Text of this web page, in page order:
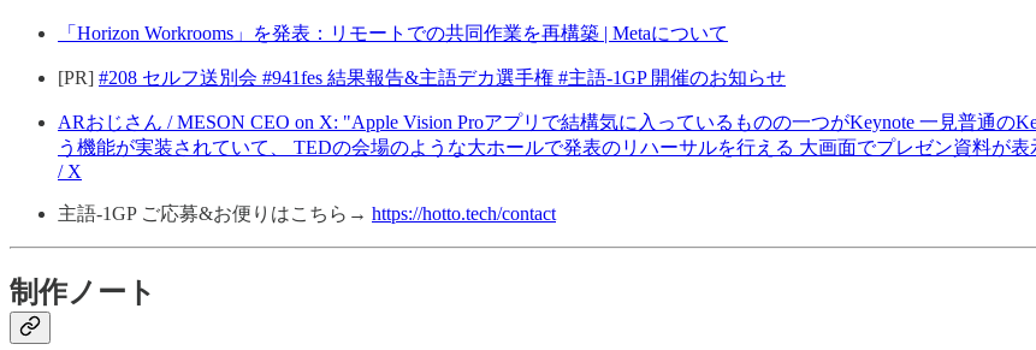
「Horizon Workrooms」を発表：リモートでの共同作業を再構築 | Metaについて
[PR] #208 セルフ送別会 #941fes 結果報告&主語デカ選手権 #主語-1GP 開催のお知らせ
ARおじさん / MESON CEO on X: "Apple Vision Proアプリで結構気に入っているものの一つがKeynote 一見普通の
う機能が実装されていて、 TEDの会場のような大ホールで発表のリハーサルを行える 大画面でプレゼン資料が表
/ X
主語-1GP ご応募&お便りはこちら→ https://hotto.tech/contact
制作ノート